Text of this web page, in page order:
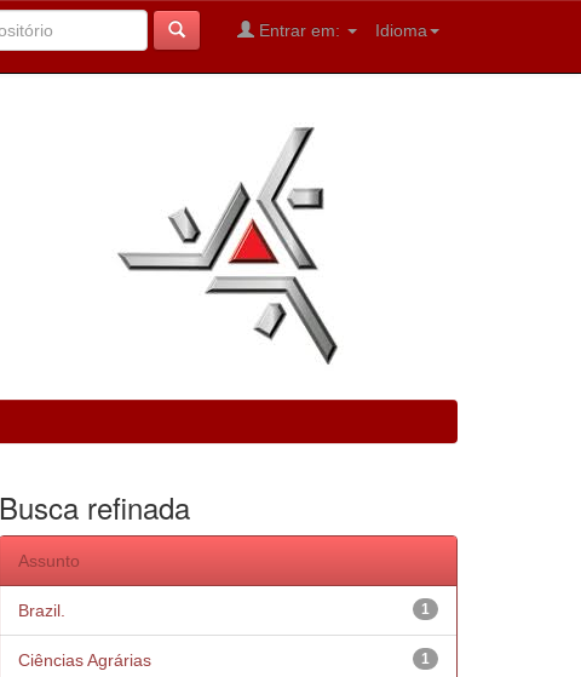
Idioma
Entrar em:
Busca refinada
Assunto
1
Brazil.
1
Ciências Agrárias